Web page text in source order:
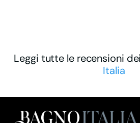
Leggi tutte le recensioni
Italia